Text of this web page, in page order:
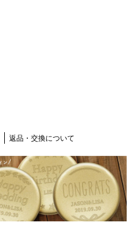
返品・交換について